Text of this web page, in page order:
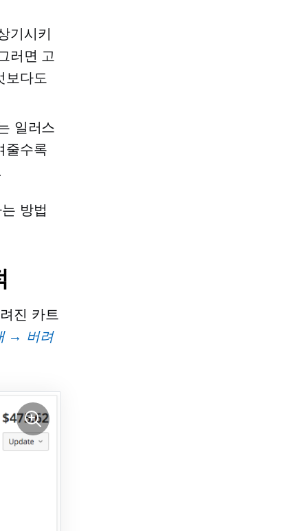
기시키
러면 고
보다도
일러스
줄수록
방법
진 카트
→ 버려